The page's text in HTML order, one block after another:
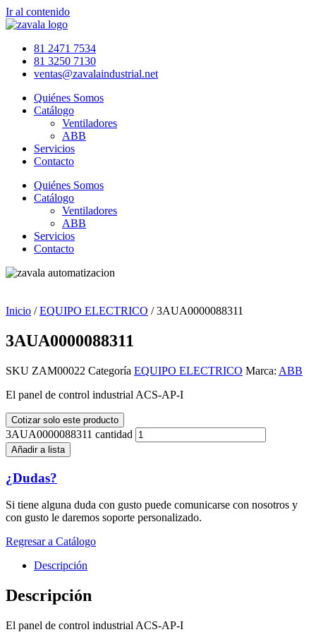
Ir al contenido
81 2471 7534
81 3250 7130
ventas@zavalaindustrial.net
Quiénes Somos
Catálogo
Ventiladores
ABB
Servicios
Contacto
Quiénes Somos
Catálogo
Ventiladores
ABB
Servicios
Contacto
Inicio /EQUIPO ELECTRICO / 3AUA0000088311
3AUA0000088311
SKU ZAM00022 Categoría EQUIPO ELECTRICO Marca: ABB
El panel de control industrial ACS-AP-I
Cotizar solo este producto
3AUA0000088311 cantidad
Añadir a lista
¿Dudas?
Si tiene alguna duda con gusto puede comunicarse con nosotros y
con gusto le daremos soporte personalizado.
Regresar a Catálogo
Descripción
Descripción
El panel de control industrial ACS-AP-I